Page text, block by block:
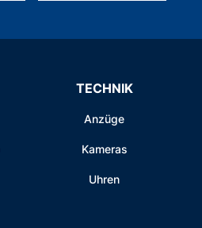
TECHNIK
Anzüge
Kameras
Uhren